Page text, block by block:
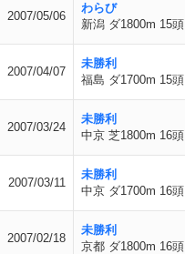
2007/05/06
わらび
新潟 ダ1800m 15頭
2007/04/07
未勝利
福島 ダ1700m 15頭
2007/03/24
未勝利
中京 芝1800m 16頭
2007/03/11
未勝利
中京 ダ1700m 16頭
2007/02/18
未勝利
京都 ダ1800m 16頭